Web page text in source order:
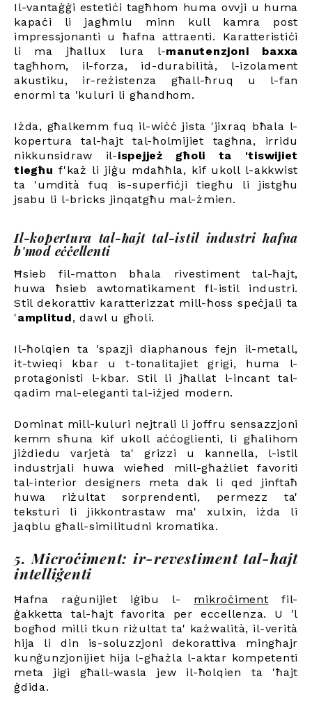
Il-vantaġġi estetiċi tagħhom huma ovvji u huma
kapaċi li jagħmlu minn kull kamra post
impressjonanti u ħafna attraenti. Karatteristiċi
li ma jħallux lura l-manutenzjoni baxxa
tagħhom, il-forza, id-durabilità, l-izolament
akustiku, ir-reżistenza għall-ħruq u l-fan
enormi ta 'kuluri li għandhom.
Iżda, għalkemm fuq il-wiċċ jista 'jixraq bħala l-
kopertura tal-ħajt tal-ħolmijiet tagħna, irridu
nikkunsidraw il-ispejjeż għoli ta 'tiswijiet
tiegħu f'każ li jiġu mdaħħla, kif ukoll l-akkwist
ta 'umdità fuq is-superfiċji tiegħu li jistgħu
jsabu li l-bricks jinqatgħu mal-żmien.
Il-kopertura tal-ħajt tal-istil industri ħafna
b'mod eċċellenti
Ħsieb fil-matton bħala rivestiment tal-ħajt,
huwa ħsieb awtomatikament fl-istil industri.
Stil dekorattiv karatterizzat mill-ħoss speċjali ta
'amplitud, dawl u għoli.
Il-ħolqien ta 'spazji diaphanous fejn il-metall,
it-twieqi kbar u t-tonalitajiet grigi, huma l-
protagonisti l-kbar. Stil li jħallat l-incant tal-
qadim mal-eleganti tal-iżjed modern.
Dominat mill-kuluri nejtrali li joffru sensazzjoni
kemm sħuna kif ukoll aċċoglienti, li għalihom
jiżdiedu varjetà ta' grizzi u kannella, l-istil
industrjali huwa wieħed mill-għażliet favoriti
tal-interior designers meta dak li qed jinftaħ
huwa riżultat sorprendenti, permezz ta'
teksturi li jikkontrastaw ma' xulxin, iżda li
jaqblu għall-similitudni kromatika.
5. Microċiment: ir-revestiment tal-ħajt
intelliġenti
Ħafna raġunijiet iġibu l- mikroċiment
fil-
ġakketta tal-ħajt favorita per eccellenza. U 'l
bogħod milli tkun riżultat ta' każwalità, il-verità
hija li din is-soluzzjoni dekorattiva mingħajr
kunġunzjonijiet hija l-għażla l-aktar kompetenti
meta jigi għall-wasla jew il-ħolqien ta 'ħajt
ġdida.